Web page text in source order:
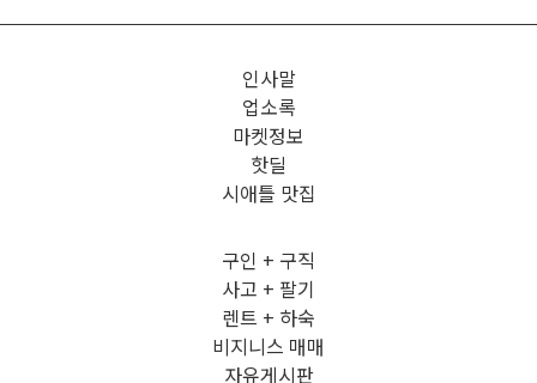
인사말
업소록
마켓정보
핫딜
시애틀 맛집
구인 + 구직
사고 + 팔기
렌트 + 하숙
비지니스 매매
자유게시판